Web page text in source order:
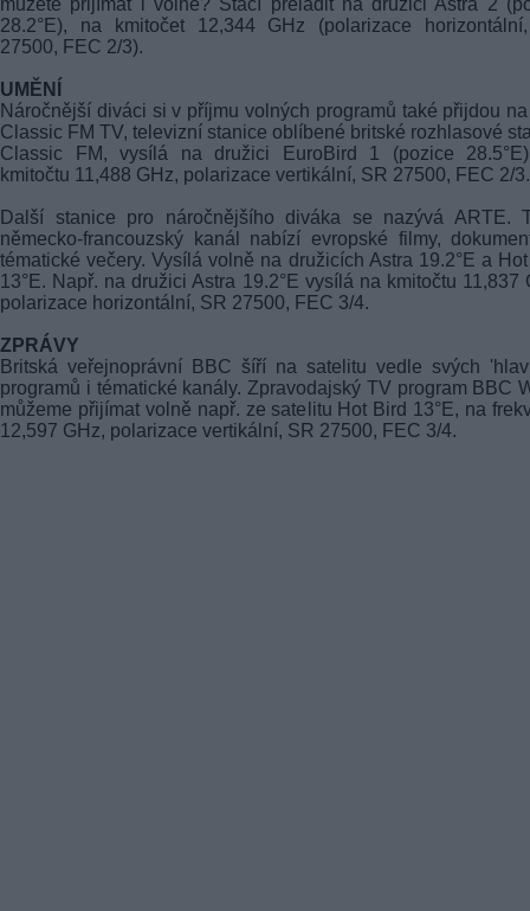
28.2°E), na kmitočet 12,344 GHz (polarizace
27500, FEC 2/3).
UMĚNÍ
Náročnější diváci si v příjmu volných programů také přijdou
Classic FM TV, televizní stanice oblíbené britské rozhlasové
Classic FM, vysílá na družici EuroBird 1 (pozice
kmitočtu 11,488 GHz, polarizace vertikální, SR 27500, FEC 2/3.
Další stanice pro náročnějšího diváka se nazývá ARTE.
německo-francouzský kanál nabízí evropské filmy,
tématické večery. Vysílá volně na družicích Astra 19.2°E a
13°E. Např. na družici Astra 19.2°E vysílá na kmitočtu 11,837
polarizace horizontální, SR 27500, FEC 3/4.
ZPRÁVY
Britská veřejnoprávní BBC šíří na satelitu vedle svých
programů i tématické kanály. Zpravodajský TV program BBC
můžeme přijímat volně např. ze satelitu Hot Bird 13°E, na
12,597 GHz, polarizace vertikální, SR 27500, FEC 3/4.